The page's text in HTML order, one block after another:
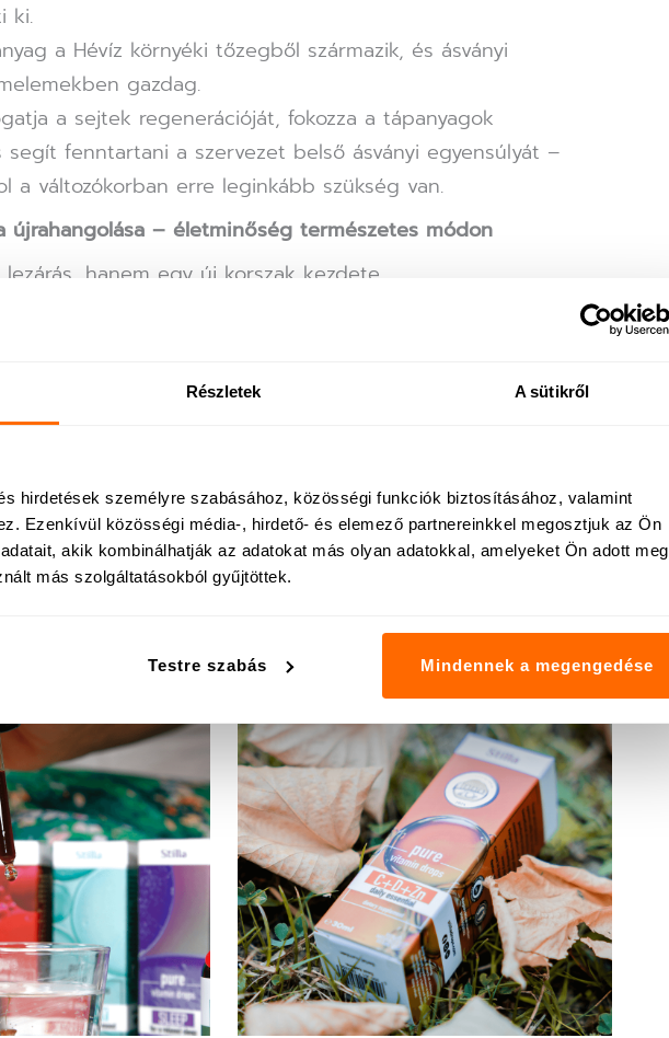
Részletek A sütikről
hirdetések személyre szabásához, közösségi funkciók biztosításához, valamint
Ezenkívül közösségi média-, hirdető- és elemező partnereinkkel megosztjuk az Ön
akik kombinálhatják az adatokat más olyan adatokkal, amelyeket Ön adott meg
más szolgáltatásokból gyűjtöttek.
Testre szabás Mindennek a megengedése
ki.
a Hévíz környéki tőzegből származik, és ásványi
gazdag.
a sejtek regenerációját, fokozza a tápanyagok
segít fenntartani a szervezet belső ásványi egyensúlyát –
a változókorban erre leginkább szükség van.
újrahangolása – életminőség természetes módon
hanem egy új korszak kezdete.
de a női erő és vitalitás nem vész el – csak átalakul.
hogy támogassa ezt az átmenetet, és segítse, hogy a nők
nyugodtabb alvás, harmonikus közérzet – ezek mind
úton.
segíthetnek, hogy a változás ne teher, hanemúj
legyen.
fedezd fel újra tested természetes ritmusát.
További cikkek